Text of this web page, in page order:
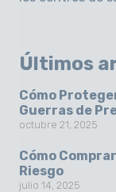
Últimos
Cómo
Guerras de
octubre 21, 2025
Cómo
Riesgo
julio 14, 2025